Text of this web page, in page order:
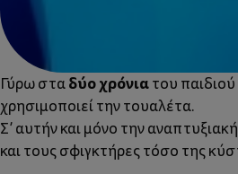
Γύρω σταδύο χρόνιατου
χρησιμοποιεί την τουαλέτα.
Σ’ αυτήν και μόνο την
και τους σφιγκτήρες τόσο της